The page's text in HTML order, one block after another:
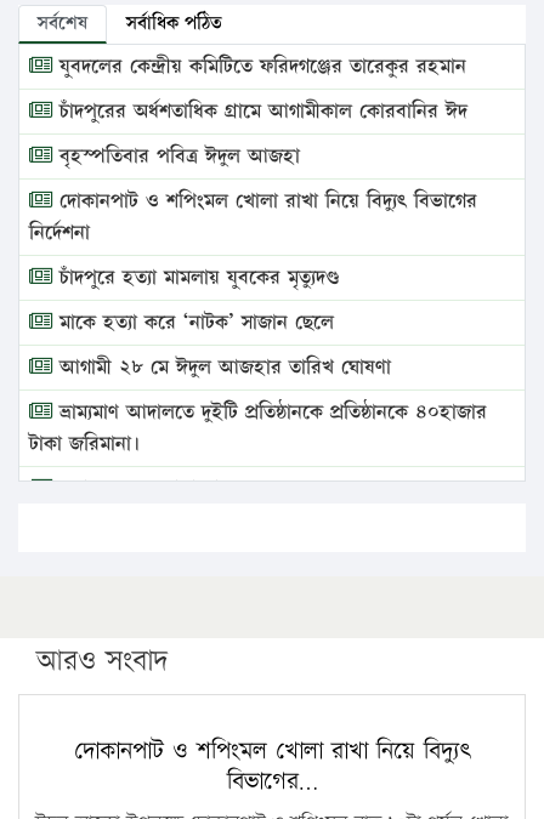
সর্বশেষ সর্বাধিক পঠিত
যুবদলের কেন্দ্রীয় কমিটিতে ফরিদগঞ্জের তারেকুর রহমান
চাঁদপুরের অর্ধশতাধিক গ্রামে আগামীকাল কোরবানির ঈদ
বৃহস্পতিবার পবিত্র ঈদুল আজহা
দোকানপাট ও শপিংমল খোলা রাখা নিয়ে বিদ্যুৎ বিভাগের
নির্দেশনা
চাঁদপুরে হত্যা মামলায় যুবকের মৃত্যুদণ্ড
মাকে হত্যা করে ‘নাটক’ সাজান ছেলে
আগামী ২৮ মে ঈদুল আজহার তারিখ ঘোষণা
ভ্রাম্যমাণ আদালতে দুইটি প্রতিষ্ঠানকে প্রতিষ্ঠানকে ৪০হাজার
টাকা জরিমানা।
এবার লঞ্চের ভাড়া বাড়ল
পিএইচডি করছেন কুয়েটের কৃতি…
সারা দেশে বজ্রাঘাতে ১৪ জনের প্রাণহানি
কঠোর হচ্ছে এসএসসি ও এইচএসসি পরীক্ষা
ফরিদগঞ্জে আগুনে পুড়লো ৬ ব্যবসা প্রতিষ্ঠান
আরও সংবাদ
দোকানপাট ও শপিংমল খোলা রাখা নিয়ে বিদ্যুৎ
বিভাগের…